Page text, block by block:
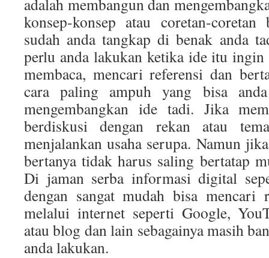
adalah membangun dan
konsep-konsep atau coretan-
sudah anda tangkap di benak anda
perlu anda lakukan ketika ide itu ingin
membaca, mencari referensi dan
cara paling ampuh yang bisa
mengembangkan ide tadi. Jika
berdiskusi dengan rekan atau
menjalankan usaha serupa. Namun
bertanya tidak harus saling bertatap
Di jaman serba informasi digital
dengan sangat mudah bisa mencari
melalui internet seperti Google,
atau blog dan lain sebagainya masih
anda lakukan.